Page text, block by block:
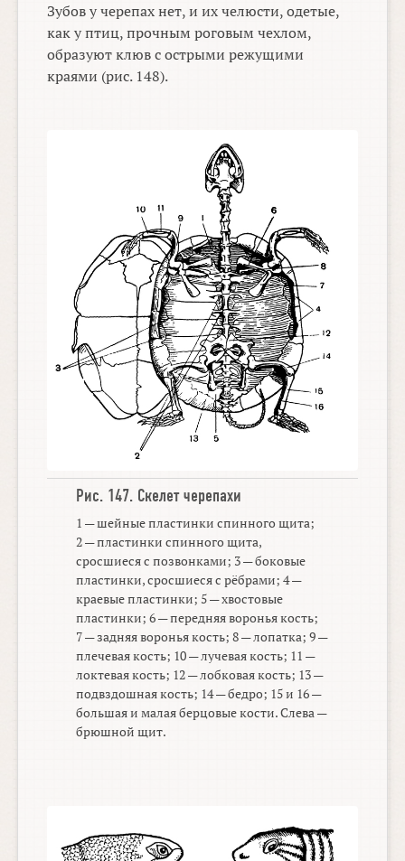
Зубов у черепах нет, и их челюсти, одетые,
как у птиц, прочным роговым чехлом,
образуют клюв с острыми режущими
краями (рис. 148).
Рис. 147. Скелет черепахи
1 — шейные пластинки спинного щита;
2 — пластинки спинного щита,
сросшиеся с позвонками; 3 — боковые
пластинки, сросшиеся с рёбрами; 4 —
краевые пластинки; 5 — хвостовые
пластинки; 6 — передняя воронья кость;
7 — задняя воронья кость; 8 — лопатка; 9 —
плечевая кость; 10 — лучевая кость; 11 —
локтевая кость; 12 — лобковая кость; 13 —
подвздошная кость; 14 — бедро; 15 и 16 —
большая и малая берцовые кости. Слева —
брюшной щит.